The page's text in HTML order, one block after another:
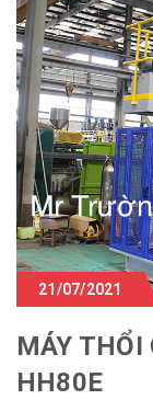
21/07/2021
MÁY
HH80E